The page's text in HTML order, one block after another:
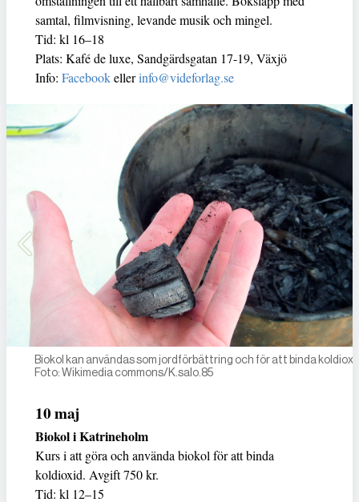
samtal, filmvisning, levande musik och mingel.
Tid: kl 16–18
Plats: Kafé de luxe, Sandgärdsgatan 17-19, Växjö
Info: Facebookellerinfo@videforlag.se
Biokol kan användas som jordförbättring och för att binda
Foto: Wikimedia commons/K.salo.85
10 maj
Biokol i Katrineholm
Kurs i att göra och använda biokol för att binda
koldioxid. Avgift 750 kr.
Tid: kl 12–15